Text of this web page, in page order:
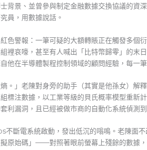
背景、並曾參與制定金融數據交換協議的資
員，用數據說話。
色警報：一筆可疑的大額轉賬正在觸發多個
裡哀嚎，甚至有人喊出「比特幣歸零」的末
在半導體製程控制領域的顧問經驗，每一
熵。」老陳對身旁的助手（其實是他孫女）
注數據，以工業等級的貝氏概率模型重新
利漏洞，且已經被做市商的自動化系統偵測到
不斷電系統啟動，發出低沉的嗡鳴。老陳
原始碼」——對照著眼前螢幕上殘餘的數據